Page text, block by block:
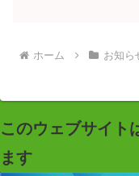
ホーム お知ら
このウェブサイト
ます